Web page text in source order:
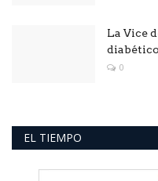
La Vice
0
EL TIEMPO